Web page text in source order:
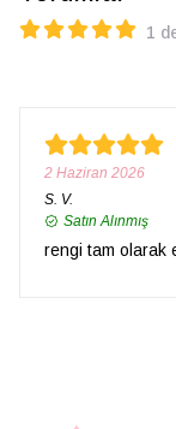
1
2 Haziran 2026
S. V.
Satın Alınmış
rengi tam olarak